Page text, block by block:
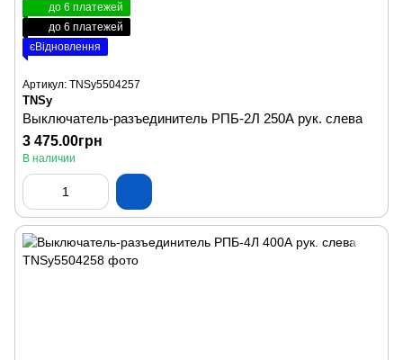
до 6 платежей
до 6 платежей
єВідновлення
Артикул: TNSy5504257
TNSy
Выключатель-разъединитель РПБ-2Л 250А рук. слева
3 475.00грн
В наличии